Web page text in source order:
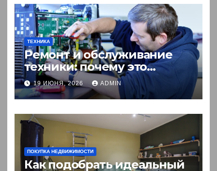
ТЕХНИКА
Ремонт и обслуживание
техники: почему это
выгоднее покупки новой?
19 ИЮНЯ, 2026 ADMIN
ПОКУПКА НЕДВИЖИМОСТИ
Как подобрать идеальный